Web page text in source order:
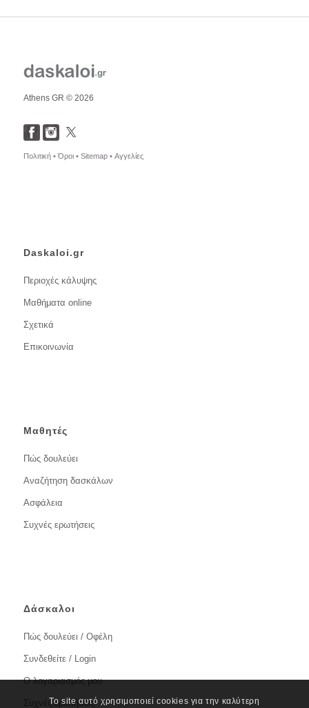
Athens GR © 2026
Πολιτική •Όροι • Sitemap • Αγγελίες
Daskaloi.gr
Περιοχές κάλυψης
Μαθήματα online
Σχετικά
Επικοινωνία
Μαθητές
Πώς δουλεύει
Αναζήτηση δασκάλων
Ασφάλεια
Συχνές ερωτήσεις
Δάσκαλοι
Πώς δουλεύει / Οφέλη
Συνδεθείτε / Login
Ο λογαριασμός μου
Συχνές ερωτήσεις
Το site αυτό χρησιμοποιεί cookies για την καλύτερη